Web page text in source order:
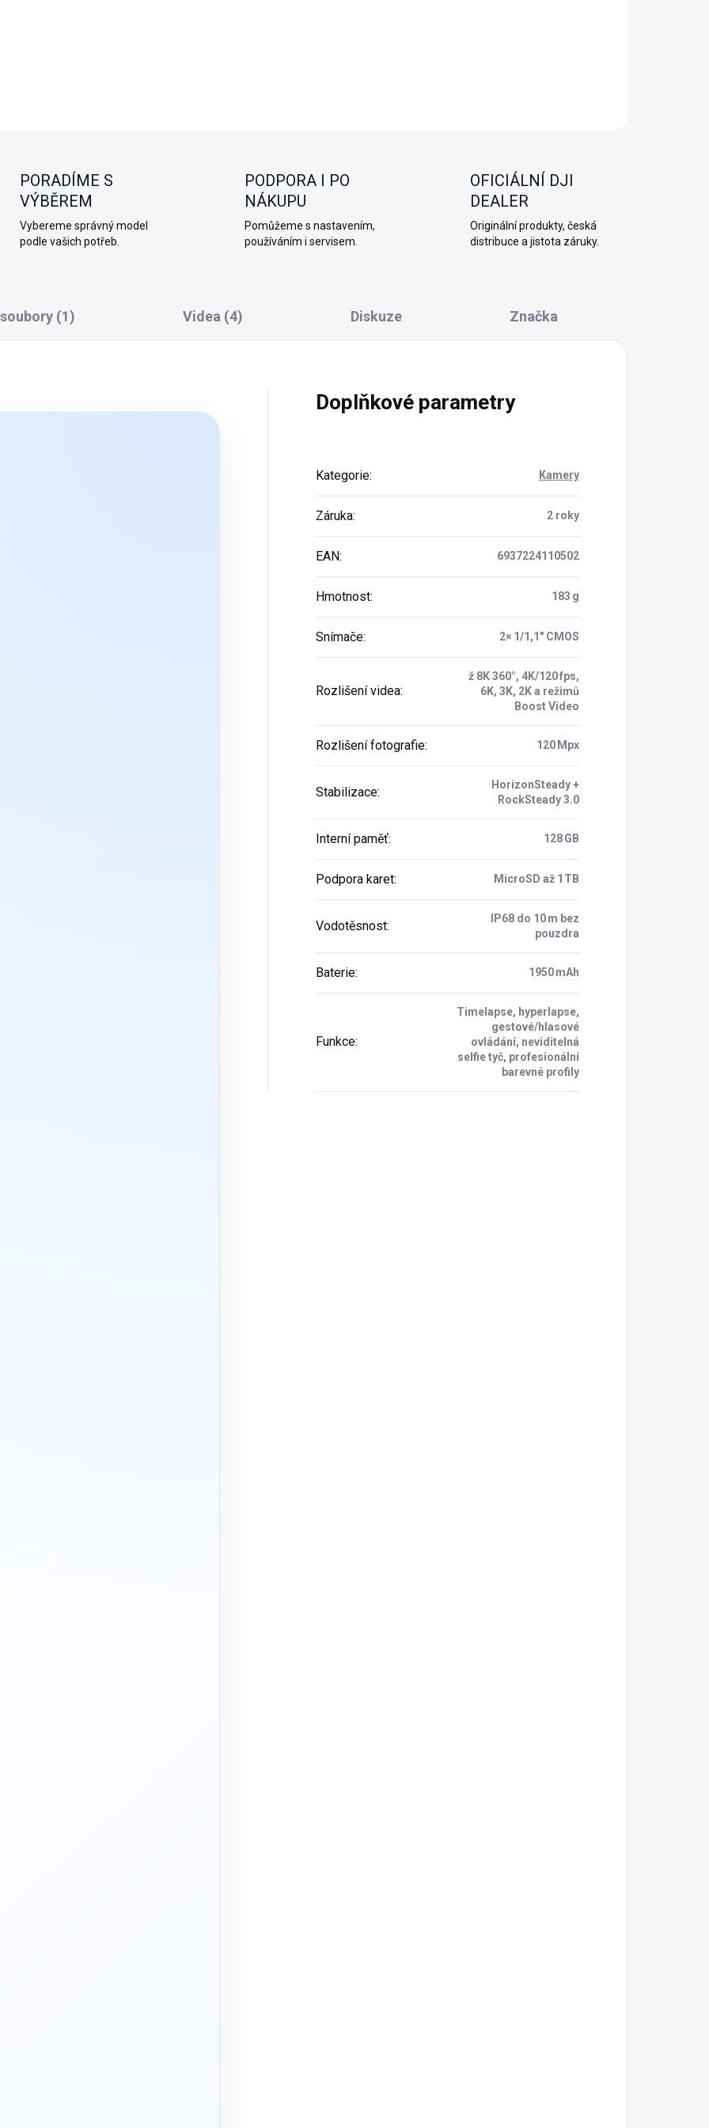
PORADÍME S
VÝBĚREM
Vybereme správný model
podle vašich potřeb.
PODPORA I PO
NÁKUPU
Pomůžeme s nastavením,
používáním i servisem.
OFICIÁLNÍ DJI
DEALER
Originální produkty, česká
distribuce a jistota záruky.
(1) Videa (4) Diskuze Značka
Doplňkové parametry
Kategorie: Kamery
Záruka: 2 roky
EAN: 6937224110502
Hmotnost: 183 g
Snímače: 2× 1/1,1″ CMOS
Rozlišení videa:
ž 8K 360°, 4K/120 fps,
6K, 3K, 2K a režimů
Boost Video
Rozlišení fotografie: 120 Mpx
Stabilizace:
HorizonSteady +
RockSteady 3.0
Interní paměť: 128 GB
Podpora karet: MicroSD až 1 TB
Vodotěsnost:
IP68 do 10 m bez
pouzdra
Baterie: 1950 mAh
Funkce:
Timelapse, hyperlapse,
gestové/hlasové
ovládání, neviditelná
selfie tyč, profesionální
barevné profily